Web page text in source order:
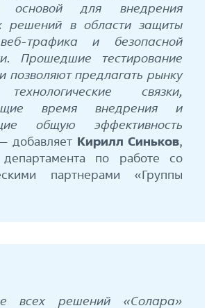
основой для внедрения
решений в области защиты
трафика и безопасной
Прошедшие тестирование
позволяют предлагать рынку
связки,
время внедрения и
общую эффективность
— добавляет Кирилл Синьков
департамента по работе со
партнерами «Группы
всех решений «Солара»